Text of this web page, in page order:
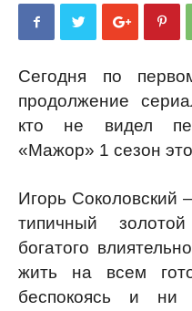
Сегодня по
продолжение
кто не видел
«Мажор» 1 сезон
Игорь Соколовский
типичный
богатого
жить на всем
беспокоясь и